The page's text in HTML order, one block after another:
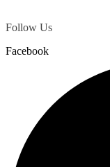
Follow Us
Facebook